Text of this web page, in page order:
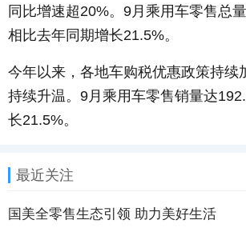
同比增速超20%。9月乘用车零售总
相比去年同期增长21.5%。
今年以来，各地车购税优惠政策持续
持续升温。9月乘用车零售销量达
长21.5%。
最近关注
国美全零售生态引领 助力美好生活